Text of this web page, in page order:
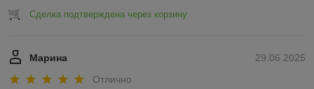
Сделка подтверждена через корзину
29.06.2025
Марина
Отлично